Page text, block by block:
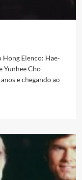
Hong Elenco: Hae-
Yunhee Cho
e chegando ao